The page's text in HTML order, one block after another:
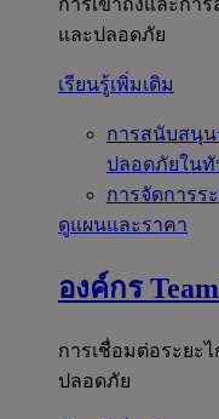
การเข้าถึงและกา
และปลอดภัย
เรียนรู้เพิ่มเติม
การสนับสนุน
ปลอดภัยใน
การจัดการร
ดูแผนและราคา
องค์กร
การเชื่อมต่อระยะ
ปลอดภัย